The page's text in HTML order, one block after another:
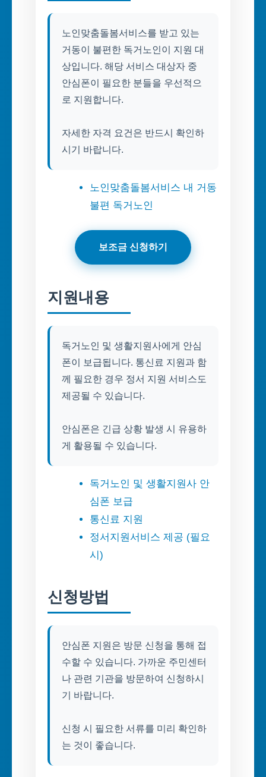
노인맞춤돌봄서비스를 받고 있는
거동이 불편한 독거노인이 지원 대
상입니다. 해당 서비스 대상자 중
안심폰이 필요한 분들을 우선적으
로 지원합니다.
자세한 자격 요건은 반드시 확인하
시기 바랍니다.
노인맞춤돌봄서비스 내 거동
불편 독거노인
보조금 신청하기
지원내용
독거노인 및 생활지원사에게 안심
폰이 보급됩니다. 통신료 지원과 함
께 필요한 경우 정서 지원 서비스도
제공될 수 있습니다.
안심폰은 긴급 상황 발생 시 유용하
게 활용될 수 있습니다.
독거노인 및 생활지원사 안
심폰 보급
통신료 지원
정서지원서비스 제공 (필요
시)
신청방법
안심폰 지원은 방문 신청을 통해 접
수할 수 있습니다. 가까운 주민센터
나 관련 기관을 방문하여 신청하시
기 바랍니다.
신청 시 필요한 서류를 미리 확인하
는 것이 좋습니다.